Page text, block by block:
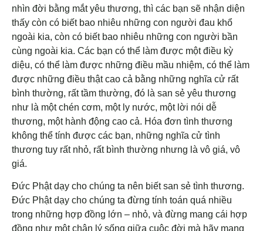
nhìn đời bằng mắt yêu thương, thì các bạn sẽ nhận diện
thấy còn có biết bao nhiêu những con người đau khổ
ngoài kia, còn có biết bao nhiêu những con người bần
cùng ngoài kia. Các bạn có thể làm được một điều kỳ
diệu, có thể làm được những điều mầu nhiệm, có thể làm
được những điều thật cao cả bằng những nghĩa cử rất
bình thường, rất tầm thường, đó là san sẻ yêu thương
như là một chén cơm, một ly nước, một lời nói dễ
thương, một hành động cao cả. Hóa đơn tình thương
không thể tính được các bạn, những nghĩa cử tình
thương tuy rất nhỏ, rất bình thường nhưng là vô giá, vô
giá.
Đức Phật dạy cho chúng ta nên biết san sẻ tình thương.
Đức Phật dạy cho chúng ta đừng tính toán quá nhiều
trong những hợp đồng lớn – nhỏ, và đừng mang cái hợp
đồng như một chân lý sống giữa cuộc đời mà hãy mang